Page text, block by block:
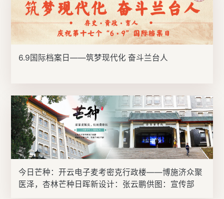
6.9国际档案日——筑梦现代化 奋斗兰台人
今日芒种：开云电子麦考密克行政楼——博施济众聚
医泽，杏林芒种日晖新设计：张云鹏供图：宣传部